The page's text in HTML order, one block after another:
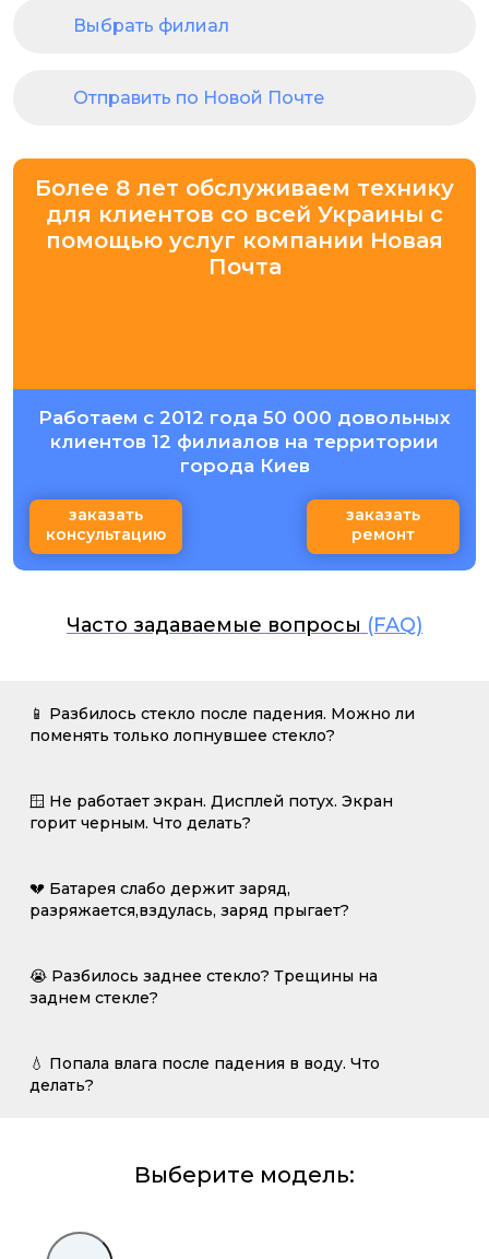
Выбрать филиал
Отправить по Новой Почте
Более 8 лет обслуживаем технику
для клиентов со всей Украины с
помощью услуг компании Новая
Почта
Работаем с 2012 года 50 000 довольных
клиентов 12 филиалов на территории
города Киев
заказать
консультацию
заказать
ремонт
Часто задаваемые вопросы (FAQ)
📱 Разбилось стекло после падения. Можно ли
поменять только лопнувшее стекло?
🪟 Не работает экран. Дисплей потух. Экран
горит черным. Что делать?
💔 Батарея слабо держит заряд,
разряжается,вздулась, заряд прыгает?
😭 Разбилось заднее стекло? Трещины на
заднем стекле?
💧 Попала влага после падения в воду. Что
делать?
Выберите модель: